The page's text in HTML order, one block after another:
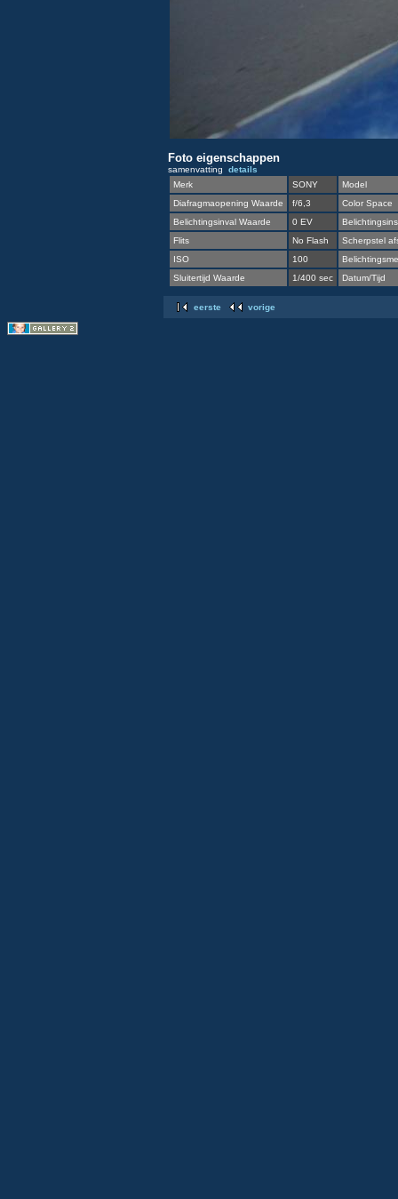
Foto eigenschappen
samenvatting details
Merk
SONY
Model
Diafragmaopening Waarde
f/6,3
Color Space
Belichtingsinval Waarde
0 EV
Flits
No Flash
Scherpstel
ISO
100
Sluitertijd Waarde
1/400 sec Datum/Tijd
eerste vorige